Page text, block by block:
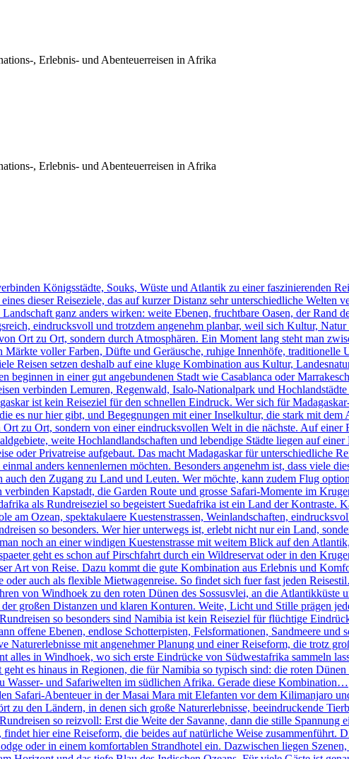
, Erlebnis- und Abenteuerreisen in Afrika
, Erlebnis- und Abenteuerreisen in Afrika
Königsstädte, Souks, Wüste und Atlantik zu einer faszinierenden
dieser Reiseziele, das auf kurzer Distanz sehr unterschiedliche Welten
ganz anders wirken: weite Ebenen, fruchtbare Oasen, der
eindrucksvoll und trotzdem angenehm planbar, weil sich Kultur,
Ort zu Ort, sondern durch Atmosphären. Ein Moment lang steht man
voller Farben, Düfte und Geräusche, ruhige Innenhöfe, traditionelle
Reisen setzen deshalb auf eine kluge Kombination aus Kultur,
beginnen in einer gut angebundenen Stadt wie Casablanca oder
verbinden Lemuren, Regenwald, Isalo-Nationalpark und
ist kein Reiseziel für den schnellen Eindruck. Wer sich für
es nur hier gibt, und Begegnungen mit einer Inselkultur, die stark mit
zu Ort, sondern von einer eindrucksvollen Welt in die nächste. Auf
weite Hochlandlandschaften und lebendige Städte liegen auf
oder Privatreise aufgebaut. Das macht Madagaskar für unterschiedliche
anders kennenlernen möchten. Besonders angenehm ist, dass viele
auch den Zugang zu Land und Leuten. Wer möchte, kann zudem Flug
verbinden Kapstadt, die Garden Route und grosse Safari-Momente im
als Rundreiseziel so begeistert Suedafrika ist ein Land der Kontraste.
am Ozean, spektakulaere Kuestenstrassen, Weinlandschaften,
so besonders. Wer hier unterwegs ist, erlebt nicht nur ein Land,
noch an einer windigen Kuestenstrasse mit weitem Blick auf den
geht es schon auf Pirschfahrt durch ein Wildreservat oder in den
Art von Reise. Dazu kommt die gute Kombination aus Erlebnis und
oder auch als flexible Mietwagenreise. So findet sich fuer fast jeden
von Windhoek zu den roten Dünen des Sossusvlei, an die
großen Distanzen und klaren Konturen. Weite, Licht und Stille prägen
so besonders sind Namibia ist kein Reiseziel für flüchtige
offene Ebenen, endlose Schotterpisten, Felsformationen, Sandmeere
Naturerlebnisse mit angenehmer Planung und einer Reiseform, die trotz
alles in Windhoek, wo sich erste Eindrücke von Südwestafrika sammeln
es hinaus in Regionen, die für Namibia so typisch sind: die roten
Wasser- und Safariwelten im südlichen Afrika. Gerade diese Kombination…
Safari-Abenteuer in der Masai Mara mit Elefanten vor dem Kilimanjaro
zu den Ländern, in denen sich große Naturerlebnisse, beeindruckende
so reizvoll: Erst die Weite der Savanne, dann die stille
findet hier eine Reiseform, die beides auf natürliche Weise
oder in einem komfortablen Strandhotel ein. Dazwischen liegen